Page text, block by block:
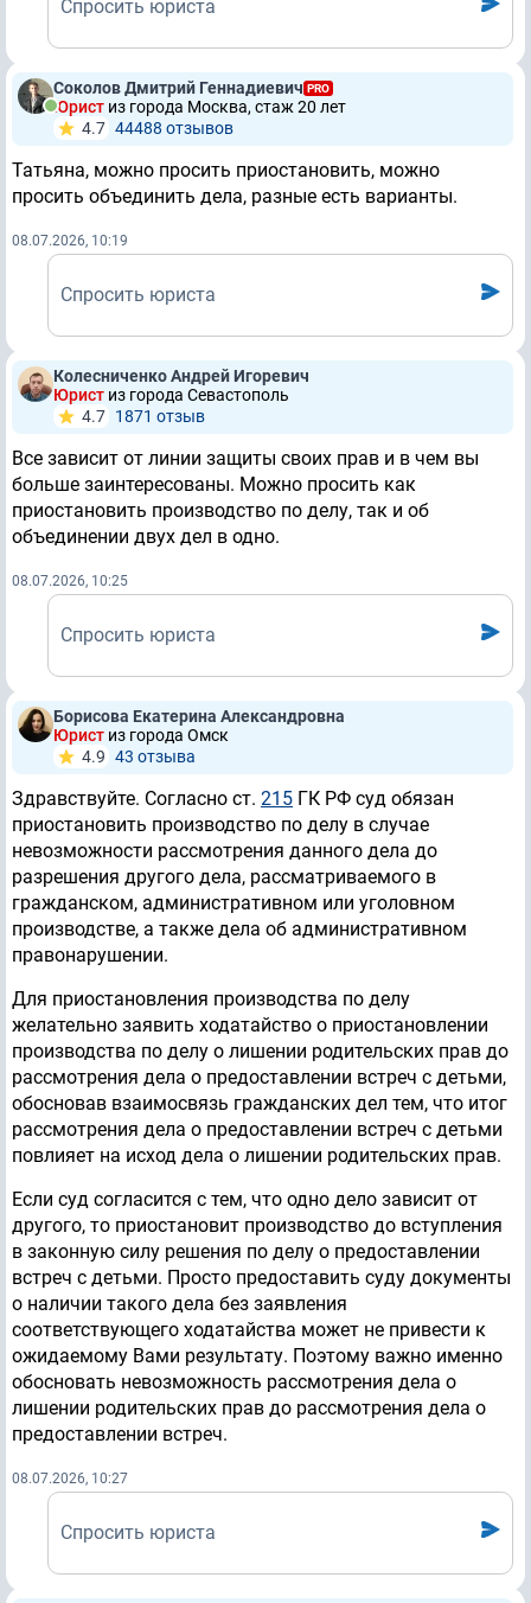
Спросить юриста
Соколов Дмитрий Геннадиевич PRO
Юрист из города Москва, стаж 20 лет
4.7 44488 отзывов
Татьяна, можно просить приостановить, можно
просить объединить дела, разные есть варианты.
08.07.2026, 10:19
Спросить юриста
Колесниченко Андрей Игоревич
Юрист из города Севастополь
4.7 1871 отзыв
Все зависит от линии защиты своих прав и в чем вы
больше заинтересованы. Можно просить как
приостановить производство по делу, так и об
объединении двух дел в одно.
08.07.2026, 10:25
Спросить юриста
Борисова Екатерина Александровна
Юрист из города Омск
4.9 43 отзывa
Здравствуйте. Согласно ст. 215 ГК РФ суд обязан
приостановить производство по делу в случае
невозможности рассмотрения данного дела до
разрешения другого дела, рассматриваемого в
гражданском, административном или уголовном
производстве, а также дела об административном
правонарушении.
Для приостановления производства по делу
желательно заявить ходатайство о приостановлении
производства по делу о лишении родительских прав до
рассмотрения дела о предоставлении встреч с детьми,
обосновав взаимосвязь гражданских дел тем, что итог
рассмотрения дела о предоставлении встреч с детьми
повлияет на исход дела о лишении родительских прав.
Если суд согласится с тем, что одно дело зависит от
другого, то приостановит производство до вступления
в законную силу решения по делу о предоставлении
встреч с детьми. Просто предоставить суду документы
о наличии такого дела без заявления
соответствующего ходатайства может не привести к
ожидаемому Вами результату. Поэтому важно именно
обосновать невозможность рассмотрения дела о
лишении родительских прав до рассмотрения дела о
предоставлении встреч.
08.07.2026, 10:27
Спросить юриста